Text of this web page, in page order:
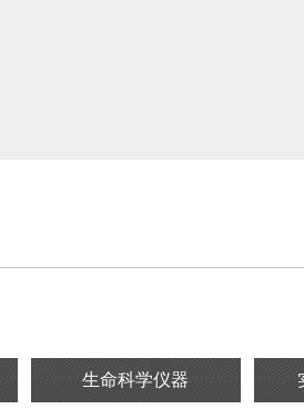
生命科学仪器